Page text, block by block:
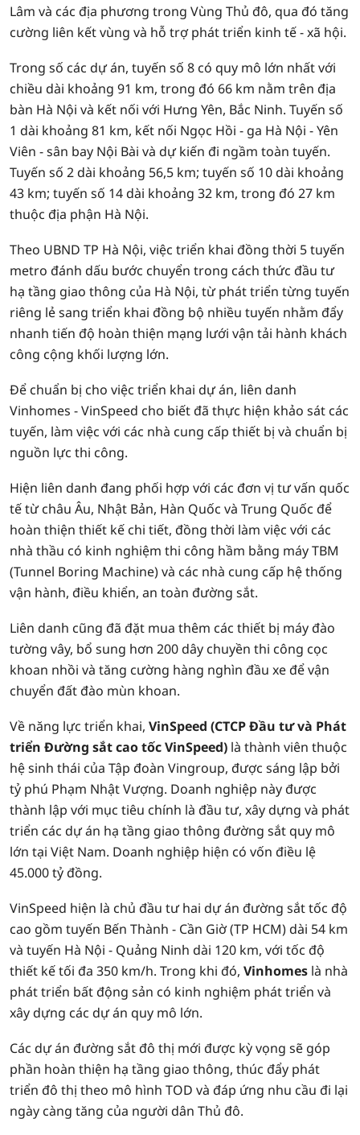
Lâm và các địa phương trong Vùng Thủ đô, qua đó tăng
cường liên kết vùng và hỗ trợ phát triển kinh tế - xã hội.
Trong số các dự án, tuyến số 8 có quy mô lớn nhất với
chiều dài khoảng 91 km, trong đó 66 km nằm trên địa
bàn Hà Nội và kết nối với Hưng Yên, Bắc Ninh. Tuyến số
1 dài khoảng 81 km, kết nối Ngọc Hồi - ga Hà Nội - Yên
Viên - sân bay Nội Bài và dự kiến đi ngầm toàn tuyến.
Tuyến số 2 dài khoảng 56,5 km; tuyến số 10 dài khoảng
43 km; tuyến số 14 dài khoảng 32 km, trong đó 27 km
thuộc địa phận Hà Nội.
Theo UBND TP Hà Nội, việc triển khai đồng thời 5 tuyến
metro đánh dấu bước chuyển trong cách thức đầu tư
hạ tầng giao thông của Hà Nội, từ phát triển từng tuyến
riêng lẻ sang triển khai đồng bộ nhiều tuyến nhằm đẩy
nhanh tiến độ hoàn thiện mạng lưới vận tải hành khách
công cộng khối lượng lớn.
Để chuẩn bị cho việc triển khai dự án, liên danh
Vinhomes - VinSpeed cho biết đã thực hiện khảo sát các
tuyến, làm việc với các nhà cung cấp thiết bị và chuẩn bị
nguồn lực thi công.
Hiện liên danh đang phối hợp với các đơn vị tư vấn quốc
tế từ châu Âu, Nhật Bản, Hàn Quốc và Trung Quốc để
hoàn thiện thiết kế chi tiết, đồng thời làm việc với các
nhà thầu có kinh nghiệm thi công hầm bằng máy TBM
(Tunnel Boring Machine) và các nhà cung cấp hệ thống
vận hành, điều khiển, an toàn đường sắt.
Liên danh cũng đã đặt mua thêm các thiết bị máy đào
tường vây, bổ sung hơn 200 dây chuyền thi công cọc
khoan nhồi và tăng cường hàng nghìn đầu xe để vận
chuyển đất đào mùn khoan.
Về năng lực triển khai, VinSpeed (CTCP Đầu tư và Phát
triển Đường sắt cao tốc VinSpeed) là thành viên thuộc
hệ sinh thái của Tập đoàn Vingroup, được sáng lập bởi
tỷ phú Phạm Nhật Vượng. Doanh nghiệp này được
thành lập với mục tiêu chính là đầu tư, xây dựng và phát
triển các dự án hạ tầng giao thông đường sắt quy mô
lớn tại Việt Nam. Doanh nghiệp hiện có vốn điều lệ
45.000 tỷ đồng.
VinSpeed hiện là chủ đầu tư hai dự án đường sắt tốc độ
cao gồm tuyến Bến Thành - Cần Giờ (TP HCM) dài 54 km
và tuyến Hà Nội - Quảng Ninh dài 120 km, với tốc độ
thiết kế tối đa 350 km/h. Trong khi đó, Vinhomes là nhà
phát triển bất động sản có kinh nghiệm phát triển và
xây dựng các dự án quy mô lớn.
Các dự án đường sắt đô thị mới được kỳ vọng sẽ góp
phần hoàn thiện hạ tầng giao thông, thúc đẩy phát
triển đô thị theo mô hình TOD và đáp ứng nhu cầu đi lại
ngày càng tăng của người dân Thủ đô.